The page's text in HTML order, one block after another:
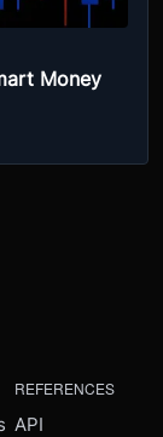
Money
REFERENCES
API